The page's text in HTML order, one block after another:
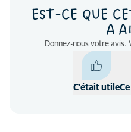
EST-CE QUE
A
Donnez-nous votre avis.
C'était utile